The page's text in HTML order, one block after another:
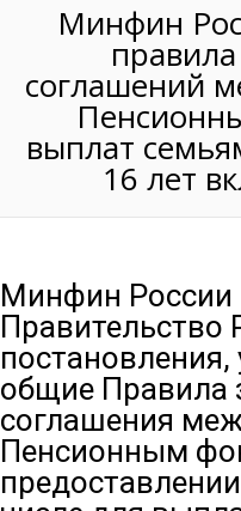
Минфин
соглашений
выплат
16 лет
Минфин России
Правительство
общие Правила
соглашения
Пенсионным